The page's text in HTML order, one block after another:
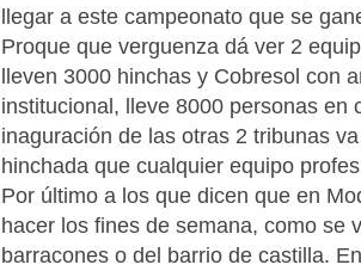
llegar a este campeonato que se
Proque que verguenza dá ver 2
lleven 3000 hinchas y Cobresol con
institucional, lleve 8000 personas en
inaguración de las otras 2 tribunas
hinchada que cualquier equipo
Por último a los que dicen que en
hacer los fines de semana, como se
barracones o del barrio de castilla.